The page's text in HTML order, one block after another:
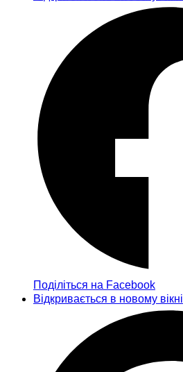
Поділіться на Facebook
Відкривається в новому вікні